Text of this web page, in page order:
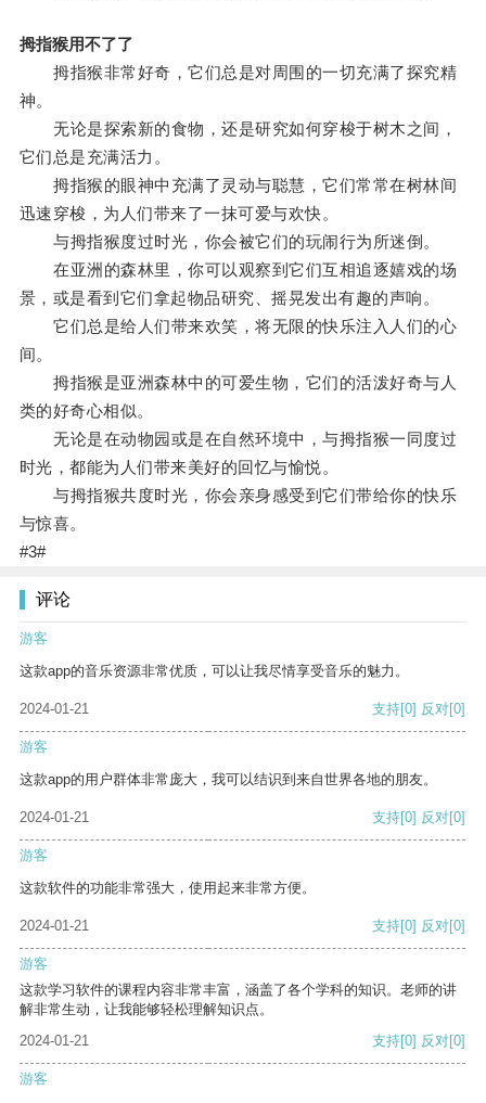
拇指猴用不了了
拇指猴非常好奇，它们总是对周围的一切充满了探究精
神。
无论是探索新的食物，还是研究如何穿梭于树木之间，
它们总是充满活力。
拇指猴的眼神中充满了灵动与聪慧，它们常常在树林间
迅速穿梭，为人们带来了一抹可爱与欢快。
与拇指猴度过时光，你会被它们的玩闹行为所迷倒。
在亚洲的森林里，你可以观察到它们互相追逐嬉戏的场
景，或是看到它们拿起物品研究、摇晃发出有趣的声响。
它们总是给人们带来欢笑，将无限的快乐注入人们的心
间。
拇指猴是亚洲森林中的可爱生物，它们的活泼好奇与人
类的好奇心相似。
无论是在动物园或是在自然环境中，与拇指猴一同度过
时光，都能为人们带来美好的回忆与愉悦。
与拇指猴共度时光，你会亲身感受到它们带给你的快乐
与惊喜。
#3#
评论
游客
这款app的音乐资源非常优质，可以让我尽情享受音乐的魅力。
2024-01-21 支持[0] 反对[0]
游客
这款app的用户群体非常庞大，我可以结识到来自世界各地的朋友。
2024-01-21 支持[0] 反对[0]
游客
这款软件的功能非常强大，使用起来非常方便。
2024-01-21 支持[0] 反对[0]
游客
这款学习软件的课程内容非常丰富，涵盖了各个学科的知识。老师的讲
解非常生动，让我能够轻松理解知识点。
2024-01-21
支持[0] 反对[0]
游客